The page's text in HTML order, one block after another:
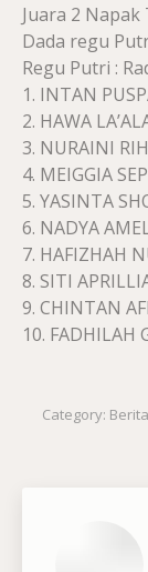
Juara 2
Dada regu
Regu Putri :
1. INTAN
2. HAWA
3. NURAINI
4. MEIGGIA
5. YASINTA
6. NADYA
7. HAFIZHAH
8. SITI
9. CHINTAN
10. FADHILAH
Category: Berita